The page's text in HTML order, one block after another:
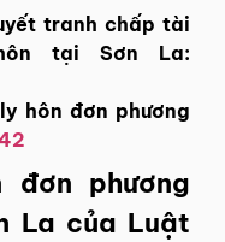
tranh chấp tài
tại Sơn La:
hôn đơn phương
phương
La của Luật